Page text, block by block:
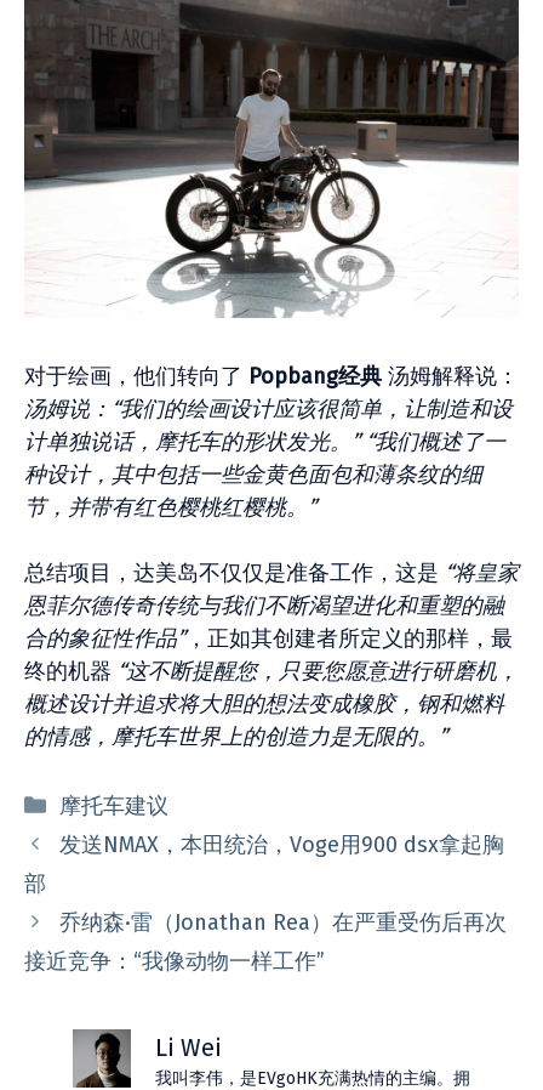
对于绘画，他们转向了 Popbang经典 汤姆解释说：
汤姆说：“我们的绘画设计应该很简单，让制造和设
计单独说话，摩托车的形状发光。” “我们概述了一
种设计，其中包括一些金黄色面包和薄条纹的细
节，并带有红色樱桃红樱桃。”
总结项目，达美岛不仅仅是准备工作，这是 “将皇家
恩菲尔德传奇传统与我们不断渴望进化和重塑的融
合的象征性作品”，正如其创建者所定义的那样，最
终的机器 “这不断提醒您，只要您愿意进行研磨机，
概述设计并追求将大胆的想法变成橡胶，钢和燃料
的情感，摩托车世界上的创造力是无限的。”
分
类
摩托车建议
发送NMAX，本田统治，Voge用900 dsx拿起胸
部
乔纳森·雷（Jonathan Rea）在严重受伤后再次
接近竞争：“我像动物一样工作”
Li Wei
我叫李伟，是EVgoHK充满热情的主编。拥